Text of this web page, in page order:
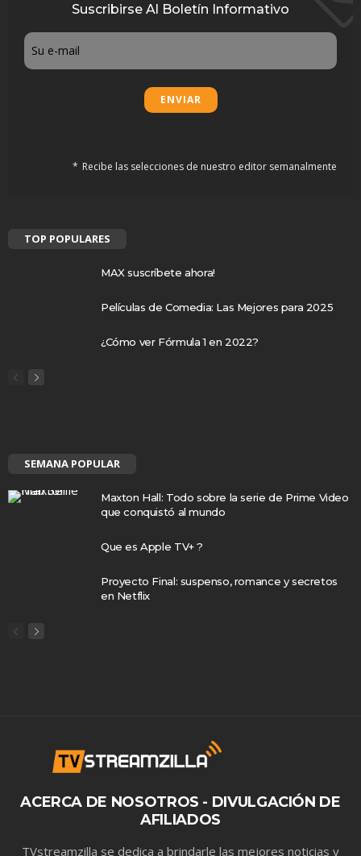
Suscribirse Al Boletín Informativo
Email
Recibe las selecciones de nuestro editor semanalmente
TOP POPULARES
MAX suscríbete ahora!
Películas de Comedia: Las Mejores para 2025
¿Cómo ver Fórmula 1 en 2022?
SEMANA POPULAR
Maxton Hall: Todo sobre la serie de Prime Video
que conquistó al mundo
Que es Apple TV+ ?
Proyecto Final: suspenso, romance y secretos
en Netflix
ACERCA DE NOSOTROS - DIVULGACIÓN DE
AFILIADOS
TVstreamzilla se dedica a brindarle las mejores noticias y